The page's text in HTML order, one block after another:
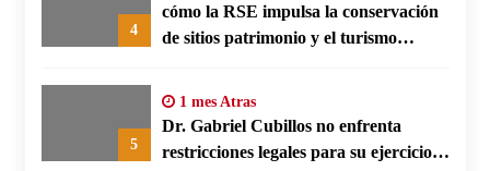
4
cómo la RSE impulsa la conservación
de sitios patrimonio y el turismo
5
1 mes Atras
Dr. Gabriel Cubillos no enfrenta
restricciones legales para su ejercicio,